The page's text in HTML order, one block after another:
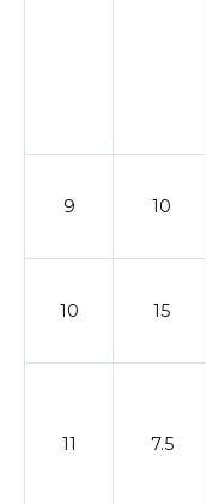
9 10
10 15
11 7.5